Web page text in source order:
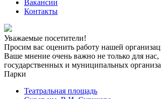
Вакансии
Контакты
Уважаемые посетители!
Просим вас оценить работу нашей
Ваше мнение очень важно не только для
государственных и муниципальных
Парки
Театральная площадь